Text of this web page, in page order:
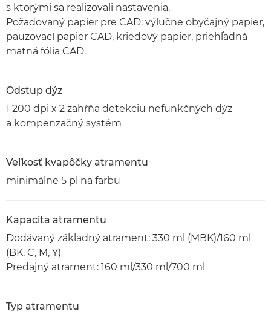
s ktorými sa realizovali nastavenia.
Požadovaný papier pre CAD: výlučne obyčajný papier,
pauzovací papier CAD, kriedový papier, priehľadná
matná fólia CAD.
Odstup dýz
1 200 dpi x 2 zahŕňa detekciu nefunkčných dýz
a kompenzačný systém
Veľkosť kvapôčky atramentu
minimálne 5 pl na farbu
Kapacita atramentu
Dodávaný základný atrament: 330 ml (MBK)/160 ml
(BK, C, M, Y)
Predajný atrament: 160 ml/330 ml/700 ml
Typ atramentu